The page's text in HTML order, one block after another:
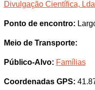
Divulgação Científica,
Ponto de encontro:
Meio de Transporte:
Público-Alvo: Famílias
Coordenadas GPS: